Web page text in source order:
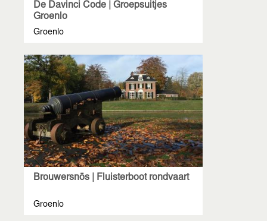
De Davinci Code | Groepsuitjes
Groenlo
Groenlo
Brouwersnös | Fluisterboot rondvaart
Groenlo